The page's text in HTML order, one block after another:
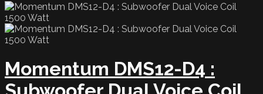
Momentum DMS12-D4 :